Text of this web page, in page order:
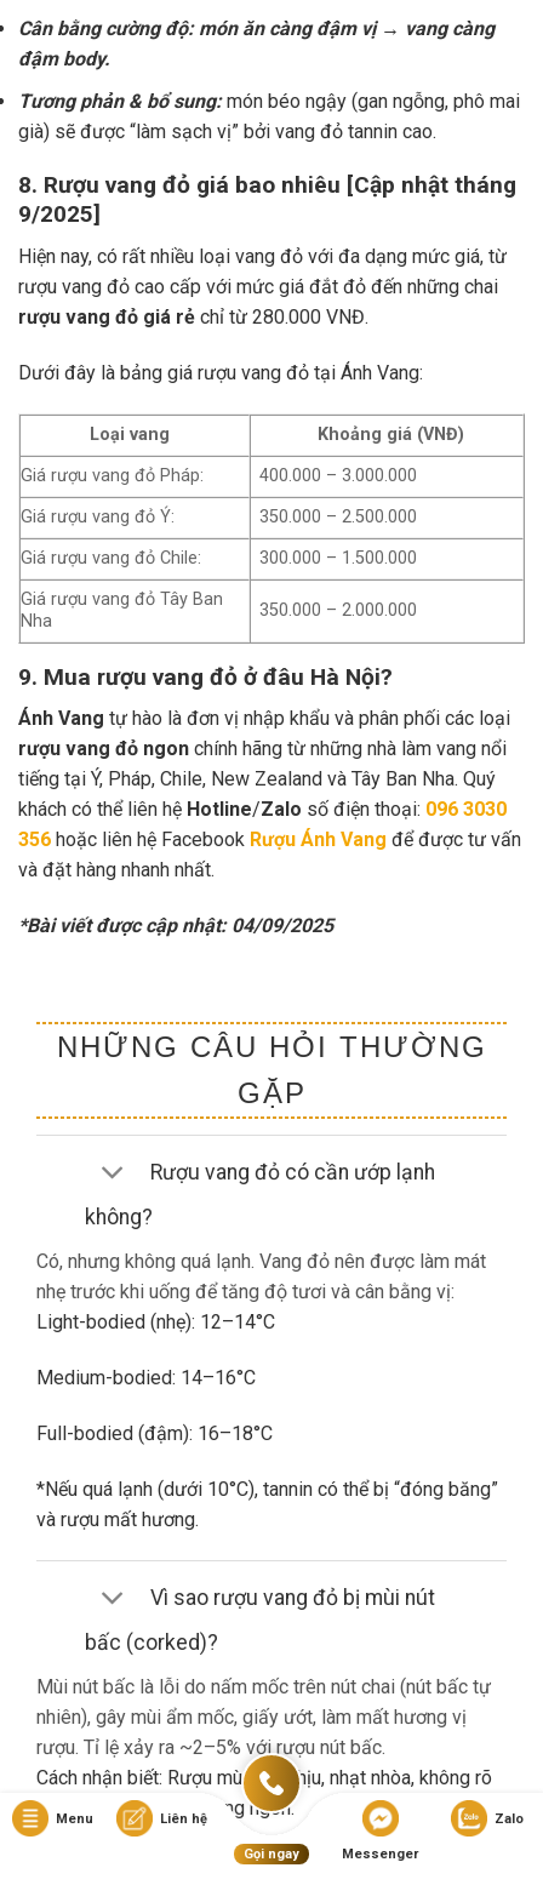
Cân bằng cường độ: món ăn càng đậm vị → vang càng
đậm body.
Tương phản & bổ sung:món béo ngậy (gan ngỗng, phô mai
già) sẽ được “làm sạch vị” bởi vang đỏ tannin cao.
8. Rượu vang đỏ giá bao nhiêu [Cập nhật tháng
9/2025]
Hiện nay, có rất nhiều loại vang đỏ với đa dạng mức giá, từ
rượu vang đỏ cao cấp với mức giá đắt đỏ đến những chai
rượu vang đỏ giá rẻ chỉ từ 280.000 VNĐ.
Dưới đây là bảng giá rượu vang đỏ tại Ánh Vang:
Loại vang
Khoảng giá (VNĐ)
Giá rượu vang đỏ Pháp:
400.000 – 3.000.000
Giá rượu vang đỏ Ý:
350.000 – 2.500.000
Giá rượu vang đỏ Chile:
300.000 – 1.500.000
Giá rượu vang đỏ Tây Ban
Nha
350.000 – 2.000.000
9. Mua rượu vang đỏ ở đâu Hà Nội?
Ánh Vang tự hào là đơn vị nhập khẩu và phân phối các loại
rượu vang đỏ ngon chính hãng từ những nhà làm vang nổi
tiếng tại Ý, Pháp, Chile, New Zealand và Tây Ban Nha. Quý
khách có thể liên hệ Hotline/Zalo số điện thoại: 096 3030
356 hoặc liên hệ Facebook Rượu Ánh Vang để được tư vấn
và đặt hàng nhanh nhất.
*Bài viết được cập nhật: 04/09/2025
NHỮNG CÂU HỎI THƯỜNG
GẶP
Rượu vang đỏ có cần ướp lạnh
không?
Có, nhưng không quá lạnh. Vang đỏ nên được làm mát
nhẹ trước khi uống để tăng độ tươi và cân bằng vị:
Light-bodied (nhẹ): 12–14°C
Medium-bodied: 14–16°C
Full-bodied (đậm): 16–18°C
*Nếu quá lạnh (dưới 10°C), tannin có thể bị “đóng băng”
và rượu mất hương.
Vì sao rượu vang đỏ bị mùi nút
bấc (corked)?
Mùi nút bấc là lỗi do nấm mốc trên nút chai (nút bấc tự
nhiên), gây mùi ẩm mốc, giấy ướt, làm mất hương vị
rượu. Tỉ lệ xảy ra ~2–5% với rượu nút bấc.
Cách nhận biết: Rượu mùi khó chịu, nhạt nhòa, không rõ
hương trái cây dù là vang ngon.
Nếu gặp lỗi này, bạn nên liên hệ cửa hàng đổi trả (nếu có
Menu Liên hệ
Gọi ngay Messenger
Zalo